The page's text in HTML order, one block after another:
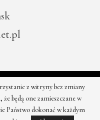
sklepy. Wszystkie
z witryny bez zmiany
będą one zamieszczane w
Państwo dokonać w każdym